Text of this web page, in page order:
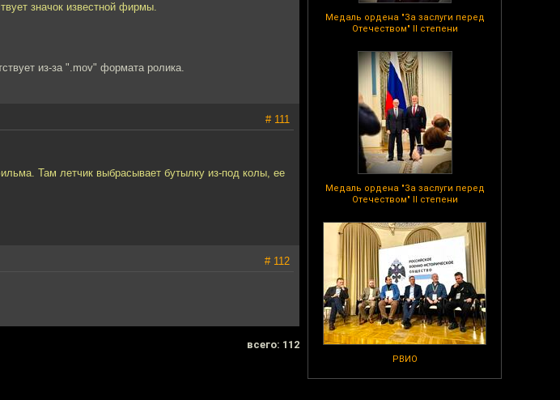
Медаль ордена "За заслуги перед
Отечеством" II степени
Медаль ордена "За заслуги перед
Отечеством" II степени
РВИО
значок известной фирмы.
из-за ".mov" формата ролика.
# 111
Там летчик выбрасывает бутылку из-под колы, ее
# 112
всего: 112